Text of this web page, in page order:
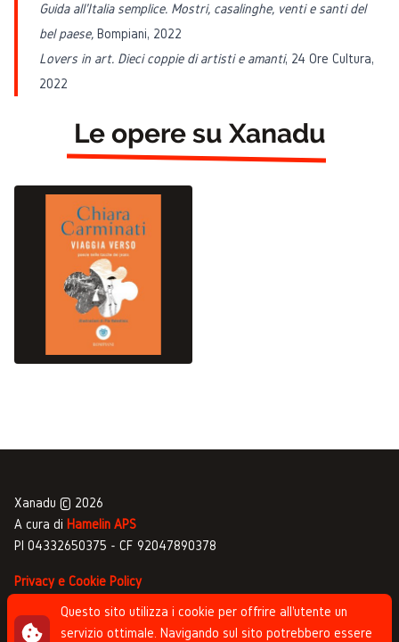
Le opere su Xanadu
Guida all'Italia semplice. Mostri, casalinghe, venti e santi del
bel paese, Bompiani, 2022
Lovers in art. Dieci coppie di artisti e amanti, 24 Ore Cultura,
2022
Xanadu © 2026
A cura di Hamelin APS
PI 04332650375 - CF 92047890378
Privacy e Cookie Policy
Gestione commenti
Newsletter
Questo sito utilizza i cookie per offrire all'utente un
servizio ottimale. Navigando sul sito potrebbero essere